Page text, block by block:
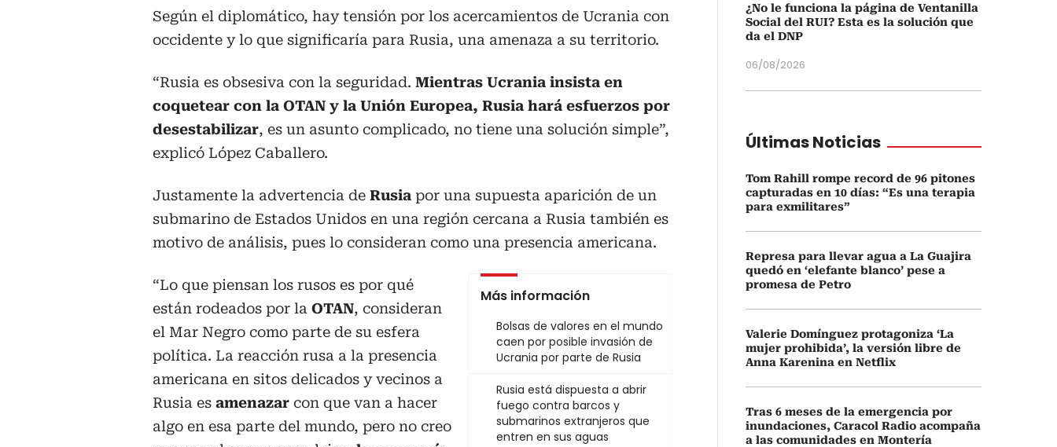
Según el diplomático, hay tensión por los acercamientos de Ucrania con
occidente y lo que significaría para Rusia, una amenaza a su territorio.
“Rusia es obsesiva con la seguridad. Mientras Ucrania insista en
coquetear con la OTAN y la Unión Europea, Rusia hará esfuerzos por
desestabilizar, es un asunto complicado, no tiene una solución simple”,
explicó López Caballero.
Justamente la advertencia de Rusia por una supuesta aparición de un
submarino de Estados Unidos en una región cercana a Rusia también es
motivo de análisis, pues lo consideran como una presencia americana.
Más información
Bolsas de valores en el mundo
caen por posible invasión de
Ucrania por parte de Rusia
Rusia está dispuesta a abrir
fuego contra barcos y
submarinos extranjeros que
entren en sus aguas
“Lo que piensan los rusos es por qué
están rodeados por la OTAN, consideran
el Mar Negro como parte de su esfera
política. La reacción rusa a la presencia
americana en sitos delicados y vecinos a
Rusia es amenazar con que van a hacer
algo en esa parte del mundo, pero no creo
¿No le funciona la página de Ventanilla
Social del RUI? Esta es la solución que
da el DNP
06/08/2026
Últimas Noticias
Tom Rahill rompe record de 96 pitones
capturadas en 10 días: “Es una terapia
para exmilitares”
Represa para llevar agua a La Guajira
quedó en ‘elefante blanco’ pese a
promesa de Petro
Valerie Domínguez protagoniza ‘La
mujer prohibida’, la versión libre de
Anna Karenina en Netflix
Tras 6 meses de la emergencia por
inundaciones, Caracol Radio acompaña
a las comunidades en Montería